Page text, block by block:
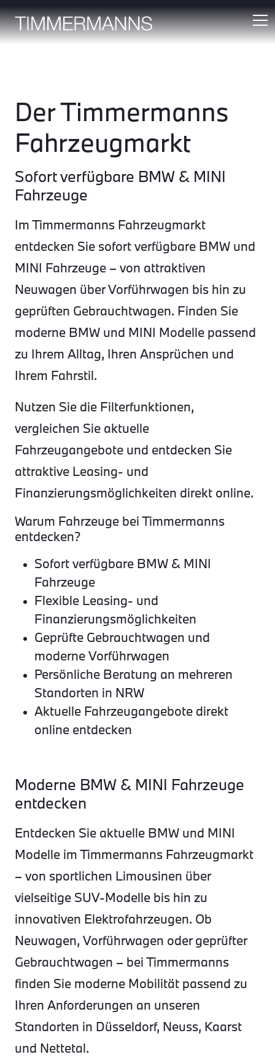
Der Timmermanns
Fahrzeugmarkt
Sofort verfügbare BMW & MINI
Fahrzeuge
Im Timmermanns Fahrzeugmarkt
entdecken Sie sofort verfügbare BMW und
MINI Fahrzeuge – von attraktiven
Neuwagen über Vorführwagen bis hin zu
geprüften Gebrauchtwagen. Finden Sie
moderne BMW und MINI Modelle passend
zu Ihrem Alltag, Ihren Ansprüchen und
Ihrem Fahrstil.
Nutzen Sie die Filterfunktionen,
vergleichen Sie aktuelle
Fahrzeugangebote und entdecken Sie
attraktive Leasing- und
Finanzierungsmöglichkeiten direkt online.
Warum Fahrzeuge bei Timmermanns
entdecken?
Sofort verfügbare BMW & MINI
Fahrzeuge
Flexible Leasing- und
Finanzierungsmöglichkeiten
Geprüfte Gebrauchtwagen und
moderne Vorführwagen
Persönliche Beratung an mehreren
Standorten in NRW
Aktuelle Fahrzeugangebote direkt
online entdecken
Moderne BMW & MINI Fahrzeuge
entdecken
Entdecken Sie aktuelle BMW und MINI
Modelle im Timmermanns Fahrzeugmarkt
– von sportlichen Limousinen über
vielseitige SUV-Modelle bis hin zu
innovativen Elektrofahrzeugen. Ob
Neuwagen, Vorführwagen oder geprüfter
Gebrauchtwagen – bei Timmermanns
finden Sie moderne Mobilität passend zu
Ihren Anforderungen an unseren
Standorten in Düsseldorf, Neuss, Kaarst
und Nettetal.